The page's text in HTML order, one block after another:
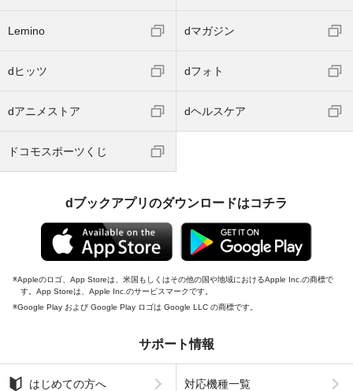
Lemino dマガジン
dヒッツ dフォト
dアニメストア dヘルスケア
ドコモスポーツくじ
dブックアプリのダウンロードはコチラ
Appleのロゴ、App Storeは、米国もしくはその他の国や地域におけるApple Inc.の商標で
す。App Storeは、Apple Inc.のサービスマークです。
Google Play および Google Play ロゴは Google LLC の商標です。
サポート情報
はじめての方へ 対応機種一覧